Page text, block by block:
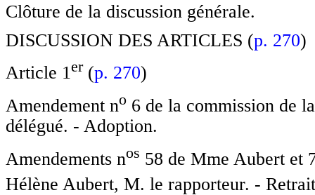
Clôture de la discussion générale.
DISCUSSION DES ARTICLES (p. 270)
Article 1er(p. 270)
Amendement no 6 de la commission de
délégué. - Adoption.
Amendements nos 58 de Mme Aubert et
Hélène Aubert, M. le rapporteur. -